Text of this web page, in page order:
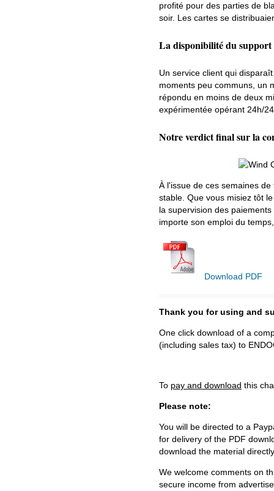
profité pour des parties de
soir. Les cartes se
La disponibilité du support
Un service client qui
moments peu communs, un
répondu en moins de deux
expérimentée opérant 24h/
Notre verdict final sur la
À l'issue de ces semaines
stable. Que vous misiez tôt
la supervision des
importe son emploi du
Download PDF
Thank you for using and
One click download of a
(including sales tax) to
To pay and download this
Please note:
You will be directed to a
for delivery of the PDF
download the material
We welcome comments on
secure income from